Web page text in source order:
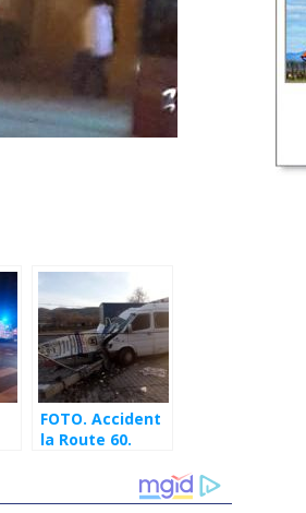
FOTO. Accident
la Route 60.
TIR și microbuz:
trei răniți